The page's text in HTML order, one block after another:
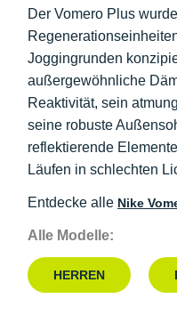
Der Vomero Plus
Joggingrunden
außergewöhnliche
Reaktivität, sein
seine robuste
reflektierende
Läufen in schlechten
Entdecke alle Nike
Alle Modelle:
HERREN